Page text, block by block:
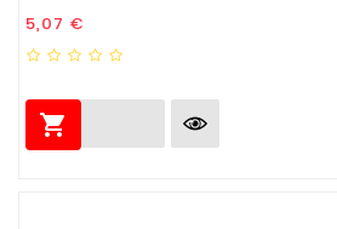
Prezzo
5,07 €
